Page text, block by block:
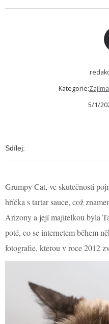
Kategorie:
5/1/
Sdílej:
Grumpy Cat, ve skutečnosti
hříčka s tartar sauce, což
Arizony a její majitelkou byla
poté, co se internetem během
fotografie, kterou v roce 2012